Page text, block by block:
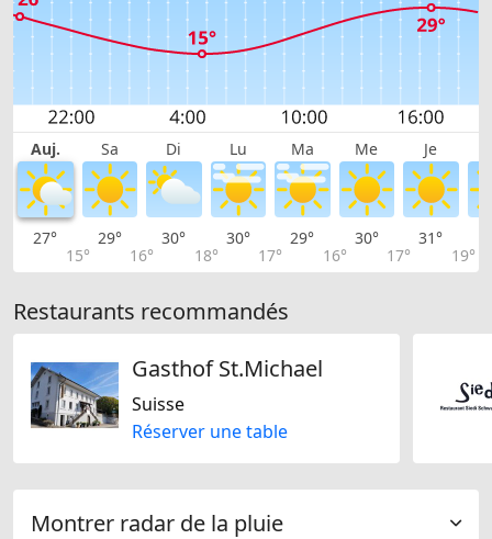
Auj. Sa Di Lu Ma Me Je
27°
15°
29°
16°
30°
18°
30°
17°
29°
16°
30°
17°
31°
19°
Restaurants recommandés
Gasthof St.Michael
Suisse
Réserver une table
Montrer radar de la pluie